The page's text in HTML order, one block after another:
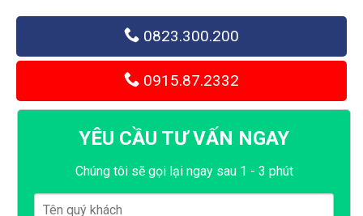
0823.300.200
0915.87.2332
YÊU CẦU TƯ VẤN NGAY
Chúng tôi sẽ gọi lại ngay sau 1 - 3 phút